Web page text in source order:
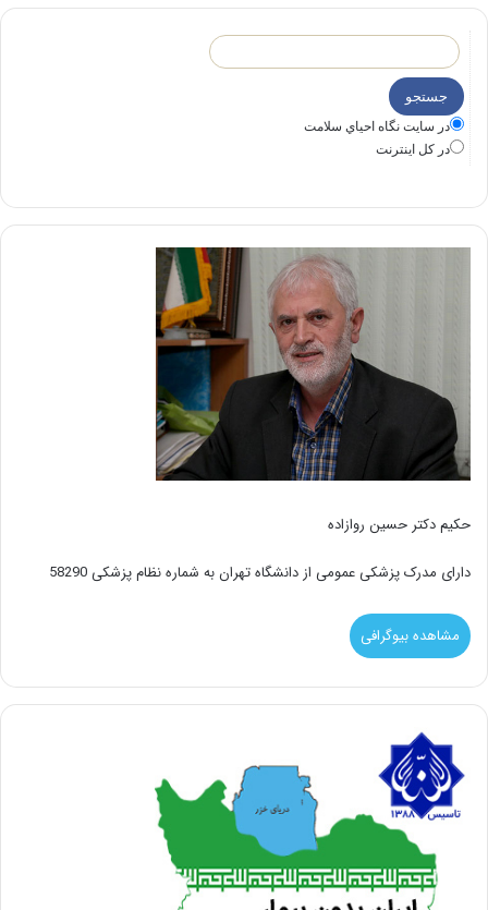
در سايت نگاه احياي سلامت
در كل اينترنت
حکیم دکتر حسین روازاده
دارای مدرک پزشکی عمومی از دانشگاه تهران به شماره نظام پزشکی 58290
مشاهده بیوگرافی